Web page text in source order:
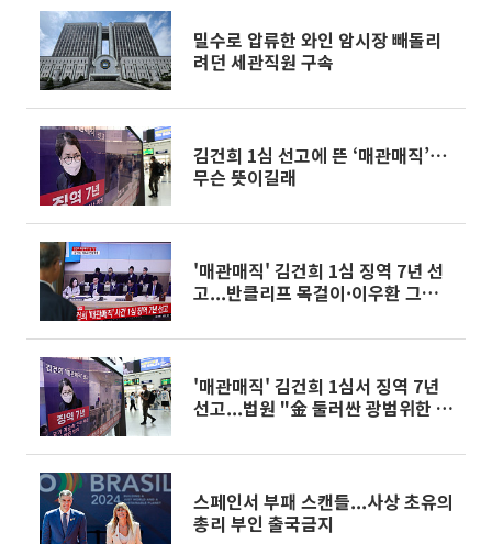
밀수로 압류한 와인 암시장 빼돌리
려던 세관직원 구속
김건희 1심 선고에 뜬 ‘매관매직’⋯
무슨 뜻이길래
'매관매직' 김건희 1심 징역 7년 선
고...반클리프 목걸이·이우환 그림
'매관매직' 김건희 1심서 징역 7년
선고...법원 "金 둘러싼 광범위한 청
스페인서 부패 스캔들...사상 초유의
총리 부인 출국금지